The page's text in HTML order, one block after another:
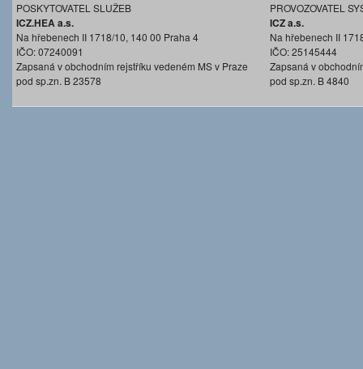
POSKYTOVATEL SLUŽEB
ICZ.HEA a.s.
Na hřebenech II 1718/10, 140 00 Praha 4
IČO: 07240091
Zapsaná v obchodním rejstříku vedeném MS v Praze
pod sp.zn. B 23578
PROVOZOVATEL
ICZ a.s.
Na hřebenech II
IČO: 25145444
Zapsaná v
pod sp.zn. B 4840